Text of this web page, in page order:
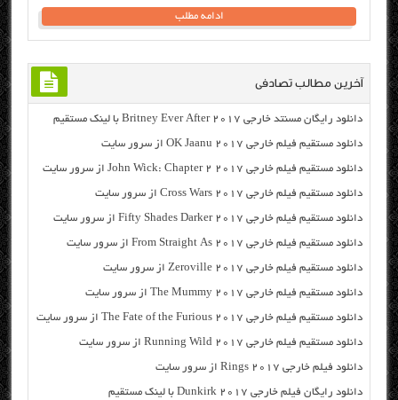
ادامه مطلب
آخرین مطالب تصادفی
دانلود رایگان مسنتد خارجی Britney Ever After 2017 با لینک مستقیم
دانلود مستقیم فیلم خارجی OK Jaanu 2017 از سرور سایت
دانلود مستقیم فیلم خارجی John Wick: Chapter 2 2017 از سرور سایت
دانلود مستقیم فیلم خارجی Cross Wars 2017 از سرور سایت
دانلود مستقیم فیلم خارجی Fifty Shades Darker 2017 از سرور سایت
دانلود مستقیم فیلم خارجی From Straight As 2017 از سرور سایت
دانلود مستقیم فیلم خارجی Zeroville 2017 از سرور سایت
دانلود مستقیم فیلم خارجی The Mummy 2017 از سرور سایت
دانلود مستقیم فیلم خارجی The Fate of the Furious 2017 از سرور سایت
دانلود مستقیم فیلم خارجی Running Wild 2017 از سرور سایت
دانلود فیلم خارجی Rings 2017 از سرور سایت
دانلود رایگان فیلم خارجی Dunkirk 2017 با لینک مستقیم